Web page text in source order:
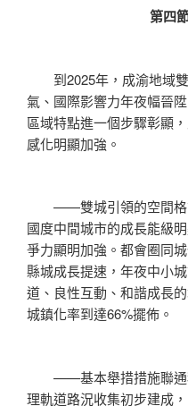
第四
到2025年，成渝地域雙
氣、國際影響力年夜幅晉
區域特點進一個步驟彰顯
感化明顯加強。
——雙城引領的空間格
國度中間城市的成長能級
爭力顯明加強。都會圈同
縣城成長提速，年夜中小
道、良性互動、和諧成長
城鎮化率到達66%擺佈。
——基本舉措措施聯通
理軌道路況收集初步建成